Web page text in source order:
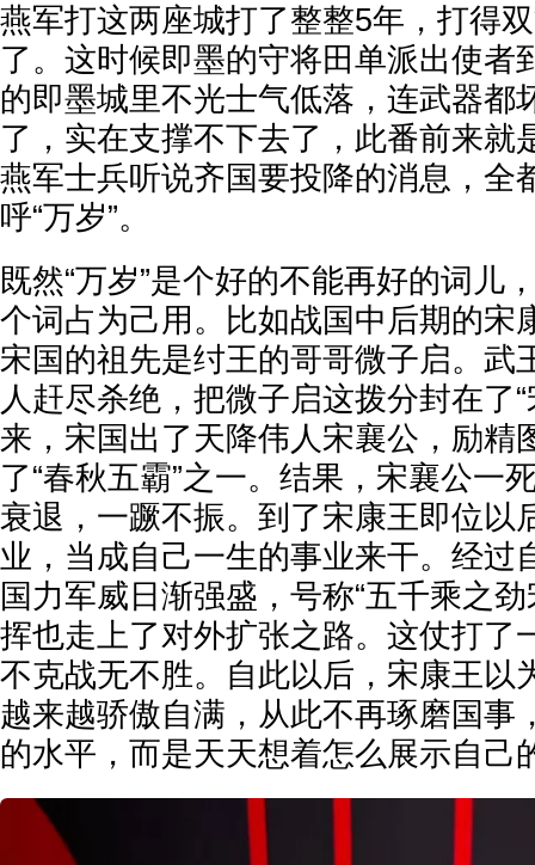
燕军打这两座城打了整整5年，打得
了。这时候即墨的守将田单派出使者
的即墨城里不光士气低落，连武器都
了，实在支撑不下去了，此番前来就
燕军士兵听说齐国要投降的消息，全
呼“万岁”。
既然“万岁”是个好的不能再好的词儿
个词占为己用。比如战国中后期的宋
宋国的祖先是纣王的哥哥微子启。武
人赶尽杀绝，把微子启这拨分封在了
来，宋国出了天降伟人宋襄公，励精
了“春秋五霸”之一。结果，宋襄公一
衰退，一蹶不振。到了宋康王即位以
业，当成自己一生的事业来干。经过
国力军威日渐强盛，号称“五千乘之
挥也走上了对外扩张之路。这仗打了
不克战无不胜。自此以后，宋康王以
越来越骄傲自满，从此不再琢磨国事
的水平，而是天天想着怎么展示自己